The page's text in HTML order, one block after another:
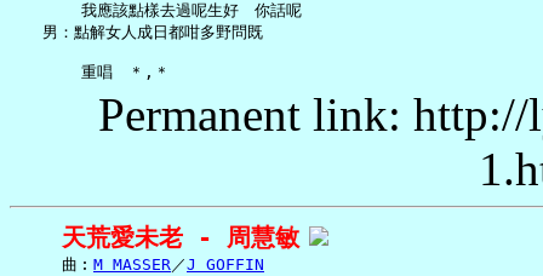
       我應該點樣去過呢生好　你話呢
   男：點解女人成日都咁多野問既
Permanent link:
天荒愛未老 - 周慧敏
     曲︰
M MASSER／J GOFFIN